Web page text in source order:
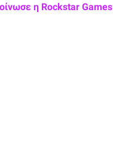
η Rockstar Games